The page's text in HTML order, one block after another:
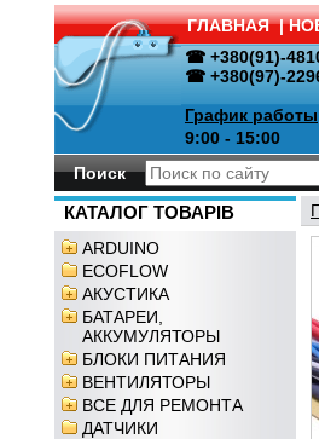
ГЛАВНАЯ |
☎ +380(91)-
☎ +380(97)-
График работы
9:00 - 15:00
Поиск
КАТАЛОГ ТОВАРІВ
ARDUINO
ECOFLOW
АКУСТИКА
БАТАРЕИ,
АККУМУЛЯТОРЫ
БЛОКИ ПИТАНИЯ
ВЕНТИЛЯТОРЫ
ВСЕ ДЛЯ РЕМОНТА
ДАТЧИКИ